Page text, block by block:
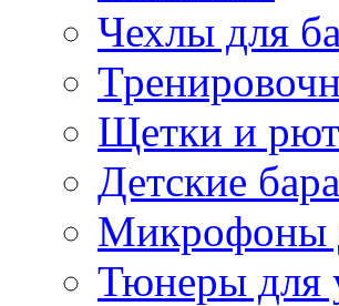
Чехлы для
Щетки и
Детские
Микрофоны
Тюнеры для